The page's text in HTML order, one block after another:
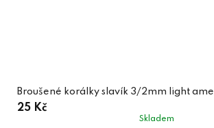
Broušené korálky slavík 3/2mm light
25 Kč
Skladem